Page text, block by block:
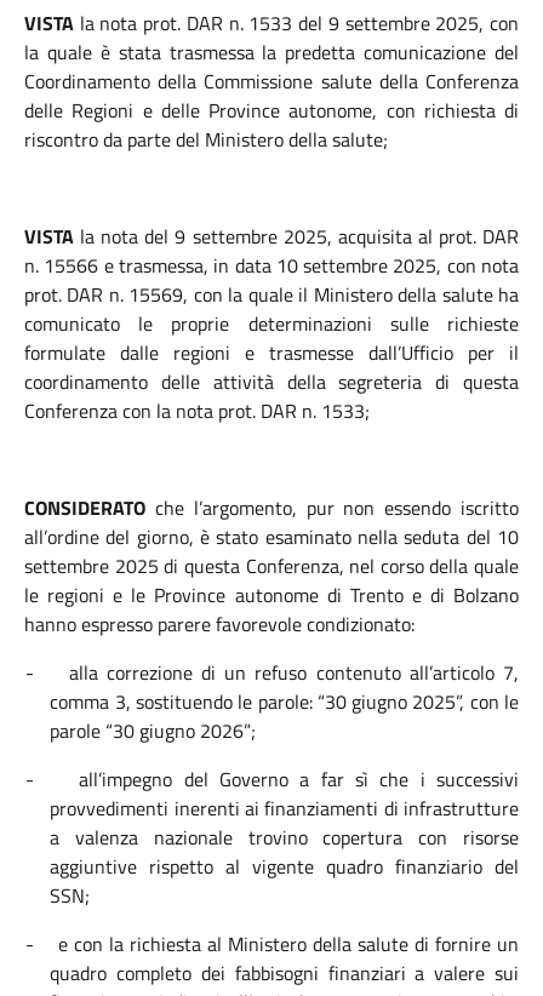
VISTA la nota prot. DAR n. 1533 del 9 settembre 2025, con
la quale è stata trasmessa la predetta comunicazione del
Coordinamento della Commissione salute della Conferenza
delle Regioni e delle Province autonome, con richiesta di
riscontro da parte del Ministero della salute;
VISTA la nota del 9 settembre 2025, acquisita al prot. DAR
n. 15566 e trasmessa, in data 10 settembre 2025, con nota
prot. DAR n. 15569, con la quale il Ministero della salute ha
comunicato le proprie determinazioni sulle richieste
formulate dalle regioni e trasmesse dall’Ufficio per il
coordinamento delle attività della segreteria di questa
Conferenza con la nota prot. DAR n. 1533;
CONSIDERATO che l’argomento, pur non essendo iscritto
all’ordine del giorno, è stato esaminato nella seduta del 10
settembre 2025 di questa Conferenza, nel corso della quale
le regioni e le Province autonome di Trento e di Bolzano
hanno espresso parere favorevole condizionato:
- alla correzione di un refuso contenuto all’articolo 7,
comma 3, sostituendo le parole: “30 giugno 2025”, con le
parole “30 giugno 2026”;
- all’impegno del Governo a far sì che i successivi
provvedimenti inerenti ai finanziamenti di infrastrutture
a valenza nazionale trovino copertura con risorse
aggiuntive rispetto al vigente quadro finanziario del
SSN;
- e con la richiesta al Ministero della salute di fornire un
quadro completo dei fabbisogni finanziari a valere sui